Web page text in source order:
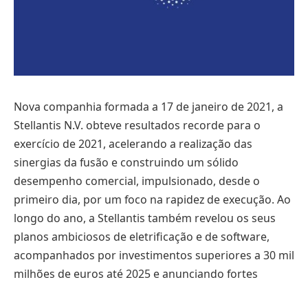
Nova companhia formada a 17 de janeiro de 2021, a
Stellantis N.V. obteve resultados recorde para o
exercício de 2021, acelerando a realização das
sinergias da fusão e construindo um sólido
desempenho comercial, impulsionado, desde o
primeiro dia, por um foco na rapidez de execução. Ao
longo do ano, a Stellantis também revelou os seus
planos ambiciosos de eletrificação e de software,
acompanhados por investimentos superiores a 30 mil
milhões de euros até 2025 e anunciando fortes